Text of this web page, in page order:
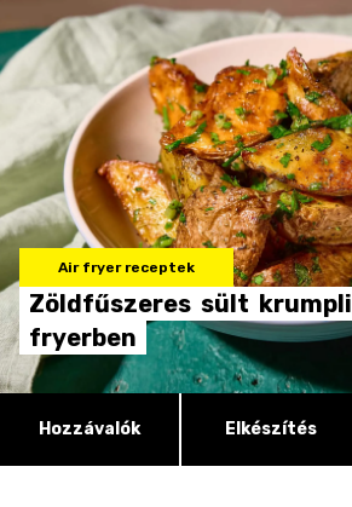
Air fryer receptek
Zöldfűszeres sült krumpli
fryerben
Hozzávalók Elkészítés